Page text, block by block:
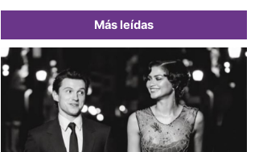
Más leídas